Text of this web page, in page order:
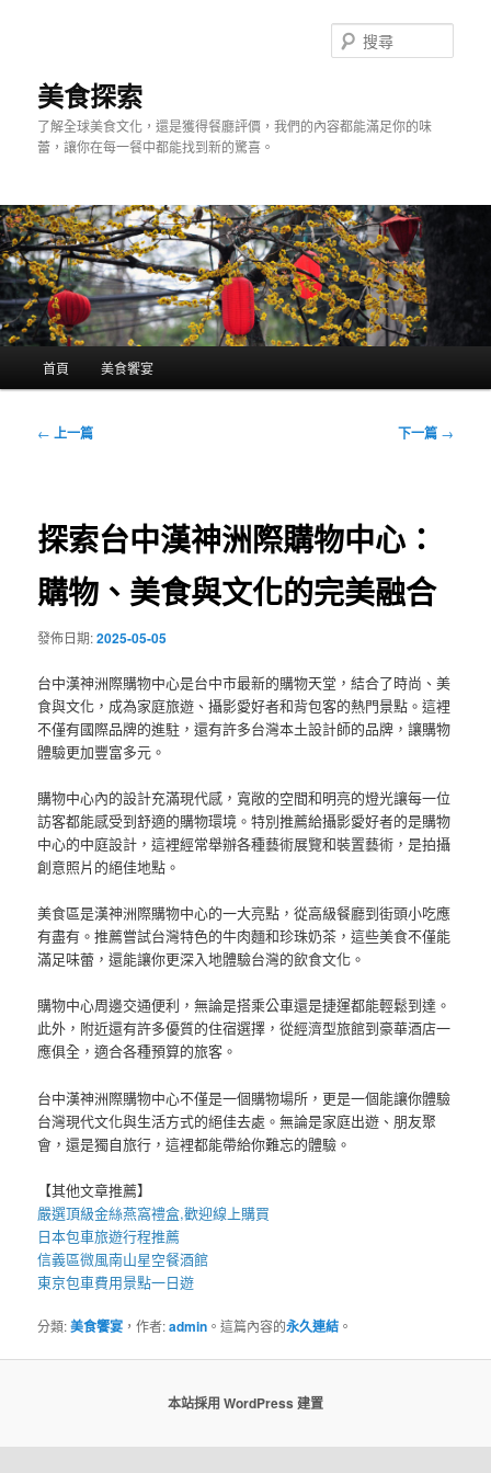
美食探索
了解全球美食文化，還是獲得餐廳評價，我們的內容都能滿足你的味
蕾，讓你在每一餐中都能找到新的驚喜。
尋
首頁 美食饗宴
文
← 上一篇 下一篇 →
探索台中漢神洲際購物中心：
購物、美食與文化的完美融合
發佈日期:2025-05-05
台中漢神洲際購物中心是台中市最新的購物天堂，結合了時尚、美
食與文化，成為家庭旅遊、攝影愛好者和背包客的熱門景點。這裡
不僅有國際品牌的進駐，還有許多台灣本土設計師的品牌，讓購物
體驗更加豐富多元。
購物中心內的設計充滿現代感，寬敞的空間和明亮的燈光讓每一位
訪客都能感受到舒適的購物環境。特別推薦給攝影愛好者的是購物
中心的中庭設計，這裡經常舉辦各種藝術展覽和裝置藝術，是拍攝
創意照片的絕佳地點。
美食區是漢神洲際購物中心的一大亮點，從高級餐廳到街頭小吃應
有盡有。推薦嘗試台灣特色的牛肉麵和珍珠奶茶，這些美食不僅能
滿足味蕾，還能讓你更深入地體驗台灣的飲食文化。
購物中心周邊交通便利，無論是搭乘公車還是捷運都能輕鬆到達。
此外，附近還有許多優質的住宿選擇，從經濟型旅館到豪華酒店一
應俱全，適合各種預算的旅客。
台中漢神洲際購物中心不僅是一個購物場所，更是一個能讓你體驗
台灣現代文化與生活方式的絕佳去處。無論是家庭出遊、朋友聚
會，還是獨自旅行，這裡都能帶給你難忘的體驗。
【其他文章推薦】
嚴選頂級金絲燕窩禮盒,歡迎線上購買
日本包車旅遊行程推薦
信義區微風南山星空餐酒館
東京包車費用景點一日遊
分類:美食饗宴 ，作者:admin 。這篇內容的永久連結 。
本站採用 WordPress 建置